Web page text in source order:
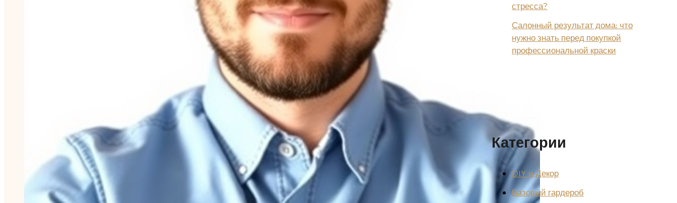
стресса?
Салонный результат дома: что
нужно знать перед покупкой
профессиональной краски
Категории
DIY и Декор
Базовый гардероб